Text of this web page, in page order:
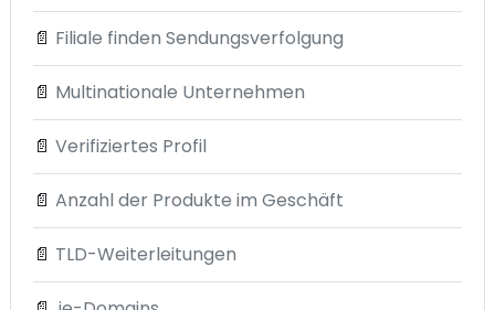
📄 Filiale finden Sendungsverfolgung
📄 Multinationale Unternehmen
📄 Verifiziertes Profil
📄 Anzahl der Produkte im Geschäft
📄 TLD-Weiterleitungen